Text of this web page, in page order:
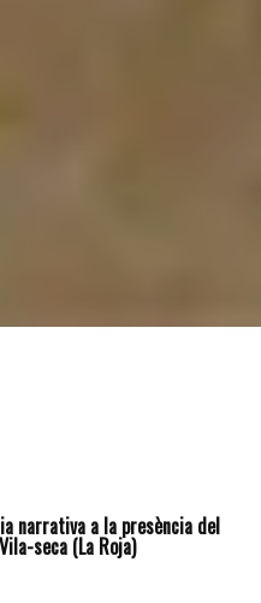
narrativa a la presència del
seca (La Roja)